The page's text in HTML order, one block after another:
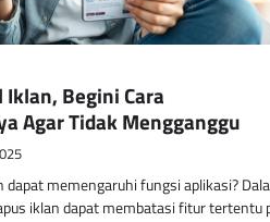
Begini Cara
Agar Tidak Mengganggu
memengaruhi fungsi aplikasi?
iklan dapat membatasi fitur tertentu